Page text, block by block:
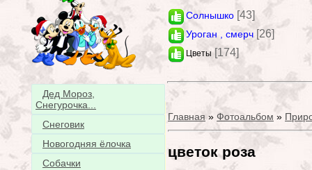
Дед Мороз,
Снегурочка...
Снеговик
Новогодняя ёлочка
Собачки
Солнышко [43]
Уроган , смерч [26]
Цветы [174]
Главная » Фотоальбом »
цветок роза